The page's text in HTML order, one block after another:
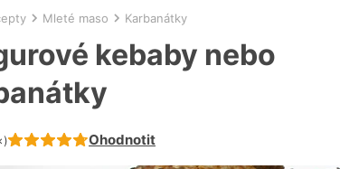
Mleté maso Karbanátky
kebaby nebo
receptu je Ohodnotit